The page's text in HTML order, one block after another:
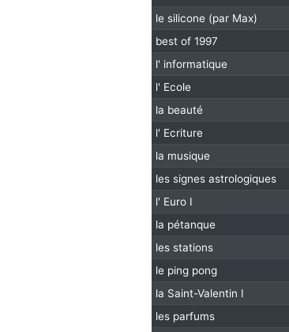
le silicone (par Max)
best of 1997
l' informatique
l' Ecole
la beauté
l' Ecriture
la musique
les signes astrologiques
l' Euro I
la pétanque
les stations
le ping pong
la Saint-Valentin I
les parfums